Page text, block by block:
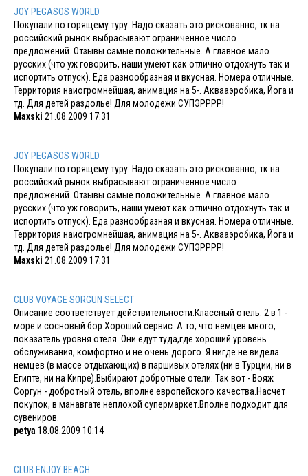
JOY PEGASOS WORLD
Покупали по горящему туру. Надо сказать это рискованно, тк на
российский рынок выбрасывают ограниченное число
предложений. Отзывы самые положительные. А главное мало
русских (что уж говорить, наши умеют как отлично отдохнуть так и
испортить отпуск). Еда разнообразная и вкусная. Номера отличные.
Территория наиогромнейшая, анимация на 5-. Аквааэробика, Йога и
тд. Для детей раздолье! Для молодежи СУПЭРРРР!
Maxski 21.08.2009 17:31
JOY PEGASOS WORLD
Покупали по горящему туру. Надо сказать это рискованно, тк на
российский рынок выбрасывают ограниченное число
предложений. Отзывы самые положительные. А главное мало
русских (что уж говорить, наши умеют как отлично отдохнуть так и
испортить отпуск). Еда разнообразная и вкусная. Номера отличные.
Территория наиогромнейшая, анимация на 5-. Аквааэробика, Йога и
тд. Для детей раздолье! Для молодежи СУПЭРРРР!
Maxski 21.08.2009 17:31
CLUB VOYAGE SORGUN SELECT
Описание соответствует действительности.Классный отель. 2 в 1 -
море и сосновый бор.Хороший сервис. А то, что немцев много,
показатель уровня отеля. Они едут туда,где хороший уровень
обслуживания, комфортно и не очень дорого. Я нигде не видела
немцев (в массе отдыхающих) в паршивых отелях (ни в Турции, ни в
Египте, ни на Кипре).Выбирают добротные отели. Так вот - Вояж
Соргун - добротный отель, вполне европейского качества.Насчет
покупок, в манавгате неплохой супермаркет.Вполне подходит для
сувениров.
petya 18.08.2009 10:14
CLUB ENJOY BEACH